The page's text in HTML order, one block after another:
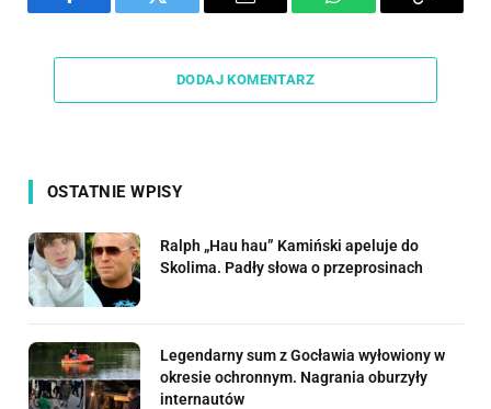
Facebook Twitter Email WhatsAppCopy
DODAJ KOMENTARZ
OSTATNIE WPISY
Ralph „Hau hau” Kamiński apeluje do
Skolima. Padły słowa o przeprosinach
Legendarny sum z Gocławia wyłowiony w
okresie ochronnym. Nagrania oburzyły
internautów